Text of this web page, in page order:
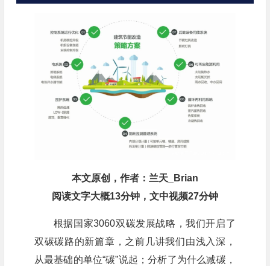
本文原创，作者：兰天_Brian
阅读文字大概13分钟，文中视频27分钟
根据国家3060双碳发展战略，我们开启了
双碳碳路的新篇章，之前几讲我们由浅入深，
从最基础的单位“碳”说起；分析了为什么减碳，